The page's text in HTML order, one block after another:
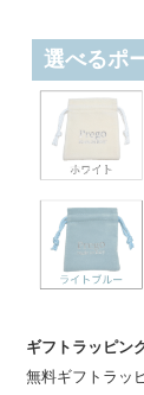
選べるポ
ギフトラッピン
無料ギフトラッ